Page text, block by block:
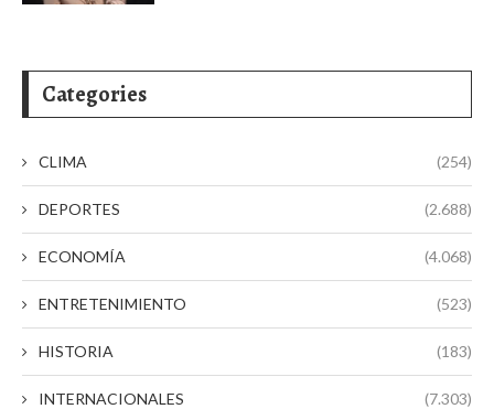
Categories
CLIMA (254)
DEPORTES (2.688)
ECONOMÍA (4.068)
ENTRETENIMIENTO (523)
HISTORIA (183)
INTERNACIONALES (7.303)